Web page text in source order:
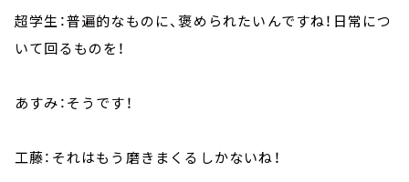
超学生：普遍的なものに、褒められたいんですね！日常につ
いて回るものを！
あすみ：そうです！
工藤：それはもう磨きまくるしかないね！